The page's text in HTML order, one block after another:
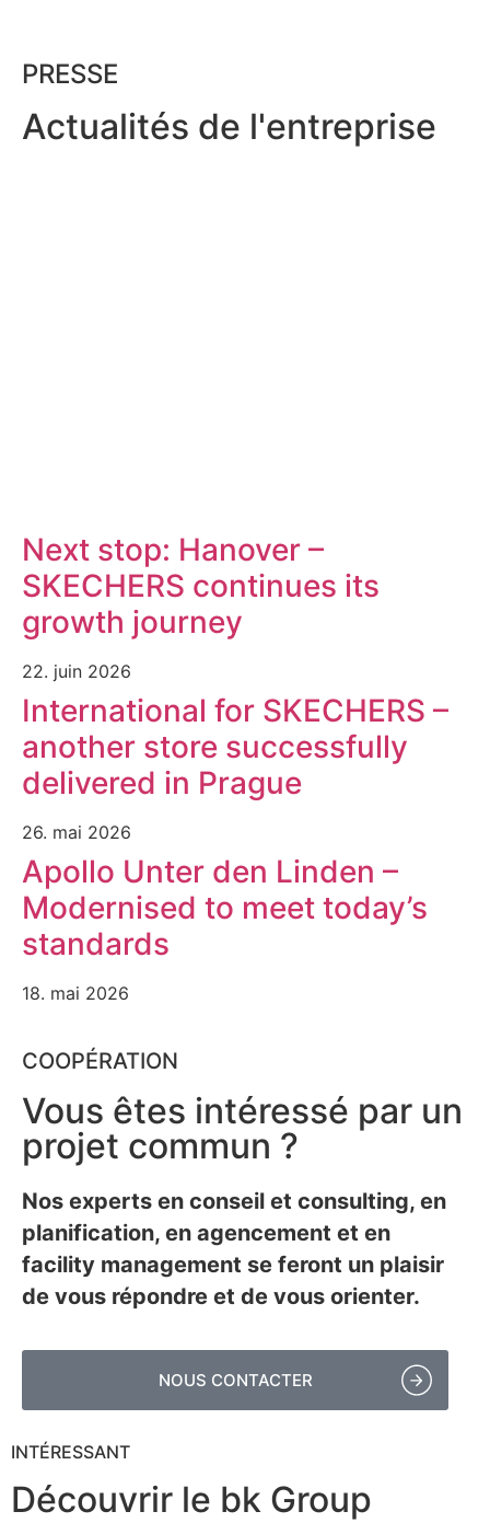
PRESSE
Actualités de l'entreprise
Next stop: Hanover –
SKECHERS continues its
growth journey
22. juin 2026
International for SKECHERS –
another store successfully
delivered in Prague
26. mai 2026
Apollo Unter den Linden –
Modernised to meet today’s
standards
18. mai 2026
COOPÉRATION
Vous êtes intéressé par un
projet commun ?
Nos experts en conseil et consulting, en
planification, en agencement et en
facility management se feront un plaisir
de vous répondre et de vous orienter.
NOUS CONTACTER
INTÉRESSANT
Découvrir le bk Group